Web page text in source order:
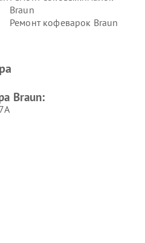
Braun
Ремонт кофеварок Braun
Braun: